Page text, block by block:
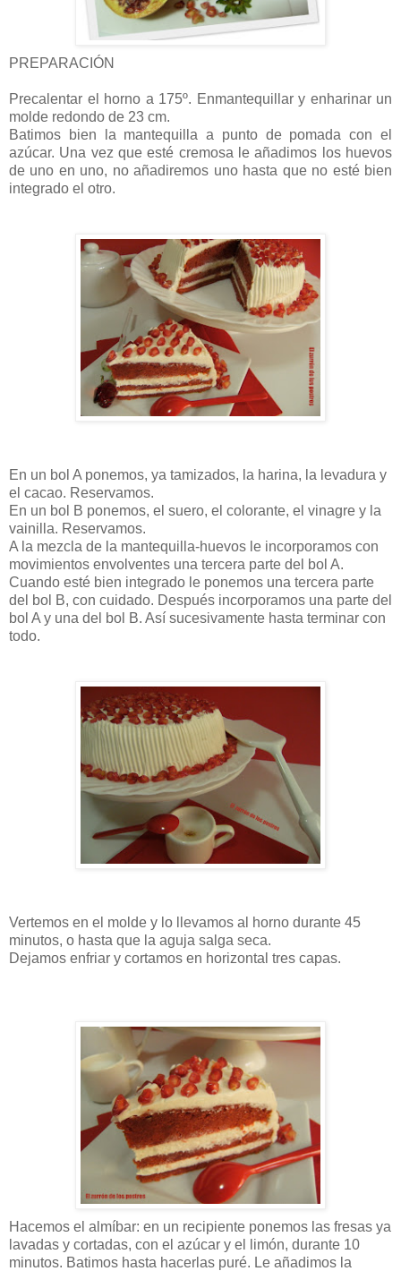
PREPARACIÓN
Precalentar el horno a 175º. Enmantequillar y enharinar un
molde redondo de 23 cm.
Batimos bien la mantequilla a punto de pomada con el
azúcar. Una vez que esté cremosa le añadimos los huevos
de uno en uno, no añadiremos uno hasta que no esté bien
integrado el otro.
En un bol A ponemos, ya tamizados, la harina, la levadura y
el cacao. Reservamos.
En un bol B ponemos, el suero, el colorante, el vinagre y la
vainilla. Reservamos.
A la mezcla de la mantequilla-huevos le incorporamos con
movimientos envolventes una tercera parte del bol A.
Cuando esté bien integrado le ponemos una tercera parte
del bol B, con cuidado. Después incorporamos una parte del
bol A y una del bol B. Así sucesivamente hasta terminar con
todo.
Vertemos en el molde y lo llevamos al horno durante 45
minutos, o hasta que la aguja salga seca.
Dejamos enfriar y cortamos en horizontal tres capas.
Hacemos el almíbar: en un recipiente ponemos las fresas ya
lavadas y cortadas, con el azúcar y el limón, durante 10
minutos. Batimos hasta hacerlas puré. Le añadimos la